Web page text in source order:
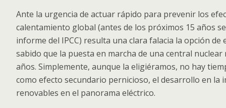
Ante la urgencia de actuar rápido para prevenir los
calentamiento global (antes de los próximos 15 años
informe del IPCC) resulta una clara falacia la opción de
sabido que la puesta en marcha de una central
años. Simplemente, aunque la eligiéramos, no hay
como efecto secundario pernicioso, el desarrollo en la
renovables en el panorama eléctrico.